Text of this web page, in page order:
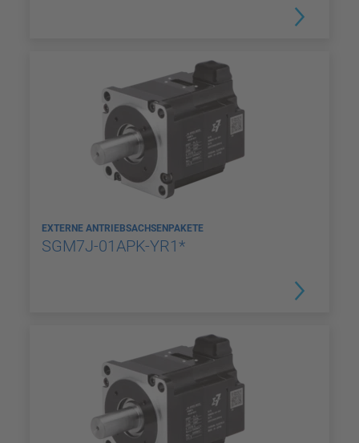
EXTERNE ANTRIEBSACHSENPAKETE
SGM7J-01APK-YR1*